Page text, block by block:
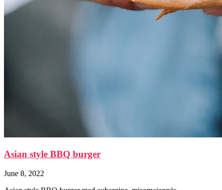
Asian style BBQ burger
June 8, 2022